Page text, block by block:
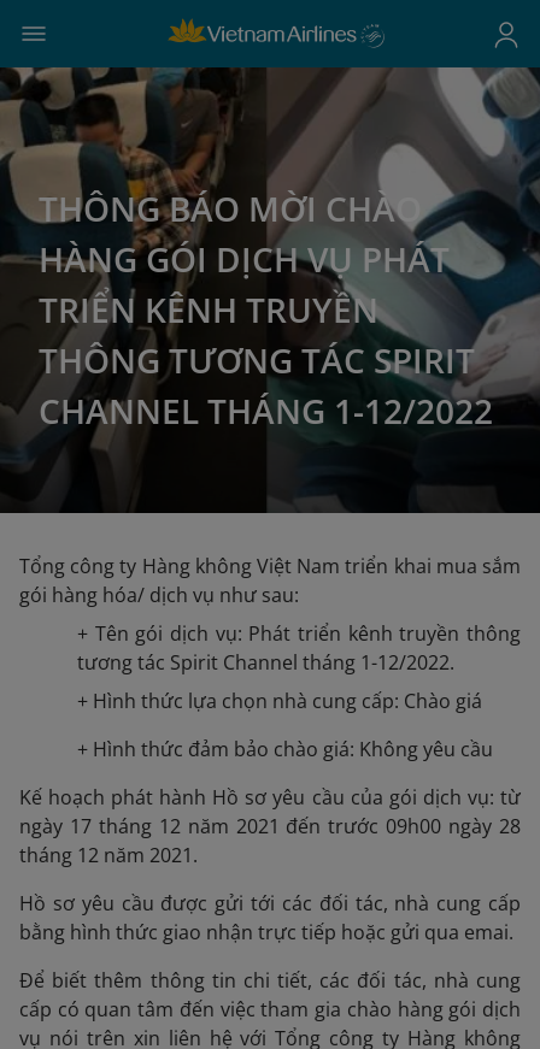
THÔNG BÁO MỜI CHÀO
HÀNG GÓI DỊCH VỤ PHÁT
TRIỂN KÊNH TRUYỀN
THÔNG TƯƠNG TÁC SPIRIT
CHANNEL THÁNG 1-12/2022
Tổng công ty Hàng không Việt Nam triển khai mua sắm
gói hàng hóa/ dịch vụ như sau:
+ Tên gói dịch vụ: Phát triển kênh truyền thông
tương tác Spirit Channel tháng 1-12/2022.
+ Hình thức lựa chọn nhà cung cấp: Chào giá
+ Hình thức đảm bảo chào giá: Không yêu cầu
Kế hoạch phát hành Hồ sơ yêu cầu của gói dịch vụ: từ
ngày 17 tháng 12 năm 2021 đến trước 09h00 ngày 28
tháng 12 năm 2021.
Hồ sơ yêu cầu được gửi tới các đối tác, nhà cung cấp
bằng hình thức giao nhận trực tiếp hoặc gửi qua emai.
Để biết thêm thông tin chi tiết, các đối tác, nhà cung
cấp có quan tâm đến việc tham gia chào hàng gói dịch
vụ nói trên xin liên hệ với Tổng công ty Hàng không